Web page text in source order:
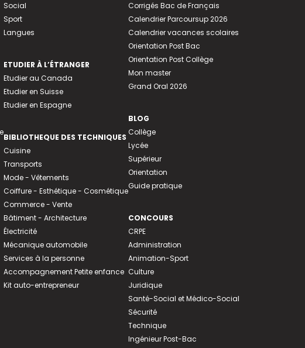
Social
Sport
Langues
ETUDIER À L’ÉTRANGER
Etudier au Canada
Etudier en Suisse
Etudier en Espagne
BIBLIOTHEQUE DES TECHNIQUES
Cuisine
Transports
Mode - Vêtements
Coiffure - Esthétique - Cosmétique
Commerce - Vente
Bâtiment - Architecture
Électricité
Mécanique automobile
Services à la personne
Accompagnement Petite enfance
Kit auto-entrepreneur
Corrigés Bac de Français
Calendrier Parcoursup 2026
Calendrier vacances scolaires
Orientation Post Bac
Orientation Post Collège
Mon master
Grand Oral 2026
BLOG
Collège
Lycée
Supérieur
Orientation
Guide pratique
CONCOURS
CRPE
Administration
Animation-Sport
Culture
Juridique
Santé-Social et Médico-Social
Sécurité
Technique
Ingénieur Post-Bac